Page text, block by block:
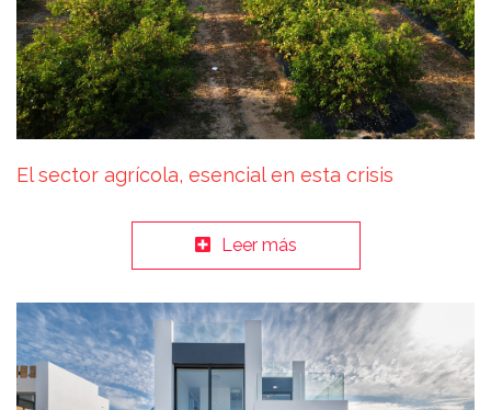
El sector agrícola, esencial en esta crisis
Leer más